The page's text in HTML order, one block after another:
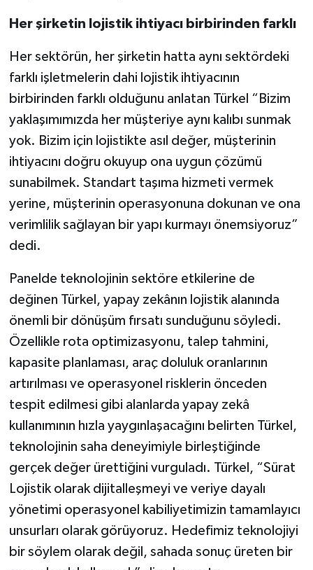
Her şirketin lojistik ihtiyacı birbirinden farklı
Her sektörün, her şirketin hatta aynı sektördeki
farklı işletmelerin dahi lojistik ihtiyacının
birbirinden farklı olduğunu anlatan Türkel “Bizim
yaklaşımımızda her müşteriye aynı kalıbı sunmak
yok. Bizim için lojistikte asıl değer, müşterinin
ihtiyacını doğru okuyup ona uygun çözümü
sunabilmek. Standart taşıma hizmeti vermek
yerine, müşterinin operasyonuna dokunan ve ona
verimlilik sağlayan bir yapı kurmayı önemsiyoruz”
dedi.
Panelde teknolojinin sektöre etkilerine de
değinen Türkel, yapay zekânın lojistik alanında
önemli bir dönüşüm fırsatı sunduğunu söyledi.
Özellikle rota optimizasyonu, talep tahmini,
kapasite planlaması, araç doluluk oranlarının
artırılması ve operasyonel risklerin önceden
tespit edilmesi gibi alanlarda yapay zekâ
kullanımının hızla yaygınlaşacağını belirten Türkel,
teknolojinin saha deneyimiyle birleştiğinde
gerçek değer ürettiğini vurguladı. Türkel, “Sürat
Lojistik olarak dijitalleşmeyi ve veriye dayalı
yönetimi operasyonel kabiliyetimizin tamamlayıcı
unsurları olarak görüyoruz. Hedefimiz teknolojiyi
bir söylem olarak değil, sahada sonuç üreten bir